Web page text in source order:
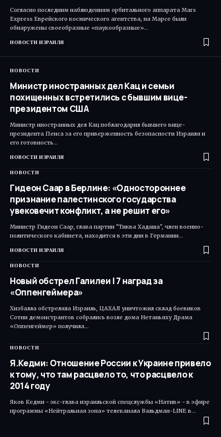
Согласно последним наблюдениям орбитального аппарата Mars
Express Еврейского космического агентства, на Марсе были
обнаружены своеобразные «паукообразные»…
НОВОСТИ ИЗРАИЛЯ
НОВОСТИ
Министр иностранных дел Кац и семьи
похищенных встретились с бывшим вице-
президентом США
Министр иностранных дел Кац поблагодарил бывшего вице-
президента Пенса за его приверженность безопасности Израиля и
его готовность…
НОВОСТИ ИЗРАИЛЯ
НОВОСТИ
Гидеон Саар в Берлине: «Одностороннее
признание палестинского государства
увековечит конфликт, а не решит его»
Министр Гидеон Саар, глава партии "Тиква Хадаша", член военно-
политического кабинета, находится в эти дни в Германии…
НОВОСТИ ИЗРАИЛЯ
НОВОСТИ
Новый обстрел Галилеи | 7 наград за
«Оппенгеймера»
Хизбалла обстреляла Израиль, ЦАХАЛ уничтожил склад боевиков
Сотни демонстрантов собрались возле дома Нетаньяху Драма
«Оппенгеймер» получила…
НОВОСТИ
Я.Кедми: Отношение России к Украине привело
к тому, что там расцвело то, что расцвело к
2014 году
Яков Кедми - экс-глава израильской спецслужбы «Натив» - в эфире
программы «Нейтральная зона» телеканала Вальдман-LINE в…